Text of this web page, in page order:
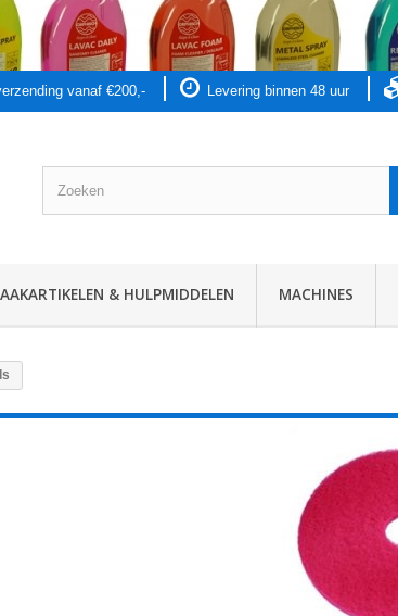
Levering binnen 48 uur
vanaf €200,-
& HULPMIDDELEN MACHINES